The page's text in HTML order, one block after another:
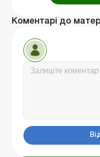
Коментарі до